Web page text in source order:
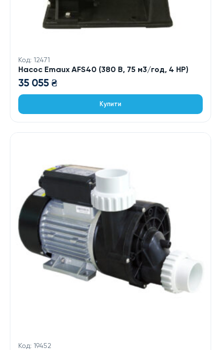
Код: 12471
Насос Emaux AFS40 (380 В, 75 м3/год, 4 HP)
35 055₴
Купити
Код: 19452